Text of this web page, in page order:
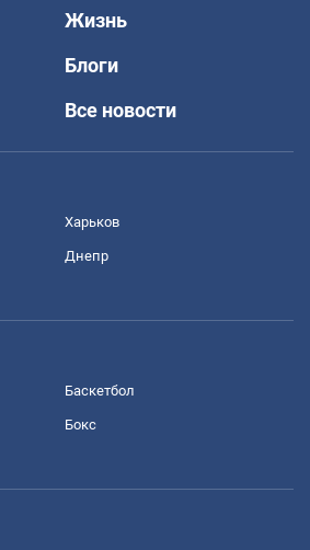
Жизнь
Блоги
Все новости
Харьков
Днепр
Баскетбол
Бокс